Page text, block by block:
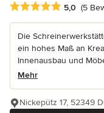
Durchschnittliche
5,0 (5
Die
ein hohes Maß an
Innenausbau und
Mehr
Nickepütz 17, 52349